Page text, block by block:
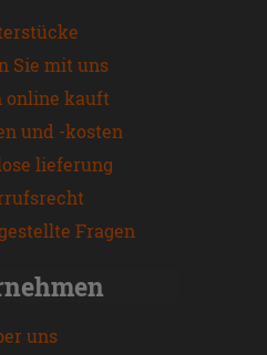
Sie mit uns
online kauft
und -kosten
lieferung
Fragen
uns